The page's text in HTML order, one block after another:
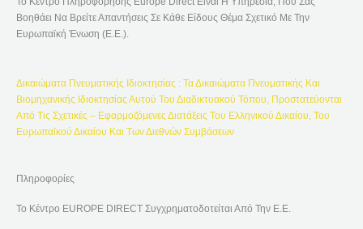
Σ
Η
Α
Βοηθάει Να Βρείτε Απαντήσεις Σε Κάθε Είδους Θέμα Σχετικό Με Την
Ευρωπαϊκή Ένωση (Ε.Ε.).
Δικαιώματα Πνευματικής Ιδιοκτησίας : Τα Δικαιώματα Πνευματικής Και
Βιομηχανικής Ιδιοκτησίας Αυτού Του Διαδικτυακού Τόπου, Προστατεύονται
Από Τις Σχετικές – Εφαρμοζόμενες Διατάξεις Του Ελληνικού Δικαίου, Του
Ευρωπαϊκού Δικαίου Και Των Διεθνών Συμβάσεων
Πληροφορίες
Το Κέντρο EUROPE DIRECT Συγχρηματοδοτείται Από Την Ε.Ε.